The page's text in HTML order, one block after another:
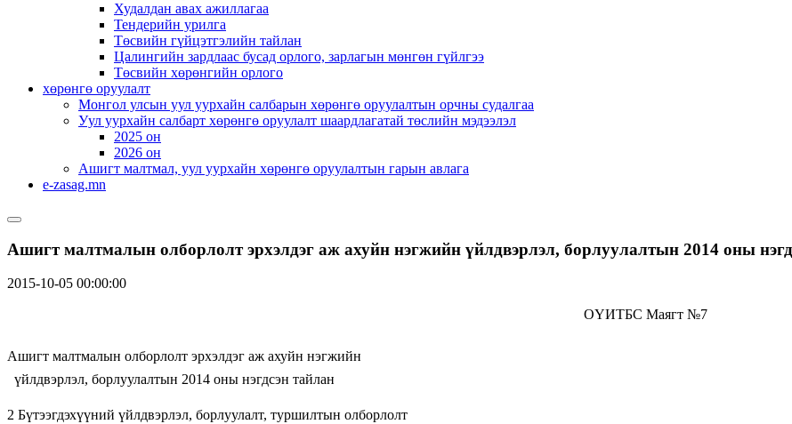
Худалдан авах ажиллагаа
Тендерийн урилга
Төсвийн гүйцэтгэлийн тайлан
Цалингийн зардлаас бусад орлого, зарлагын мөнгөн гүйлгээ
Төсвийн хөрөнгийн орлого
хөрөнгө оруулалт
Монгол улсын уул уурхайн салбарын хөрөнгө оруулалтын орчны судалгаа
Уул уурхайн салбарт хөрөнгө оруулалт шаардлагатай төслийн мэдээлэл
2025 он
2026 он
Ашигт малтмал, уул уурхайн хөрөнгө оруулалтын гарын авлага
e-zasag.mn
Ашигт малтмалын олборлолт эрхэлдэг аж ахуйн нэгжийн үйлдвэрлэл, борлуулалтын 2014 оны
2015-10-05 00:00:00
ОҮИТБС Маягт №7
Ашигт малтмалын олборлолт эрхэлдэг аж ахуйн нэгжийн
үйлдвэрлэл, борлуулалтын 2014 оны нэгдсэн тайлан
2 Бүтээгдэхүүний үйлдвэрлэл, борлуулалт, туршилтын олборлолт